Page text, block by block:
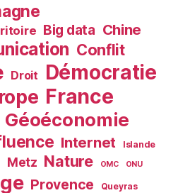
Big data Chine
Conflit
Droit Démocratie
France
Géoéconomie
Internet Islande
Metz Nature OMC ONU
Provence Queyras